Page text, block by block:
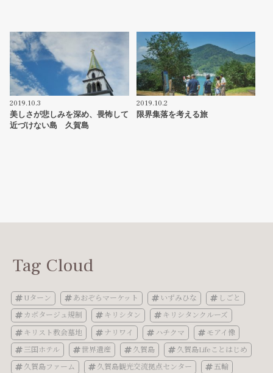
2019.10.3
美しさが悲しみを深め、畏怖して
近づけない島 久賀島
2019.10.2
限界集落を考える旅
Tag Cloud
Uターン あおぞらマーケット いずみひな
しごと
カボタージュ規制
キリシタン
キリシタンクルーズ
キリスト教会墓地
ナリワイ ハチクマ
モアイ像
三国ホテル
世界遺産 久賀島
久賀島Lifeことはじめ
久賀島ファーム
久賀島観光交流拠点センター
五輪